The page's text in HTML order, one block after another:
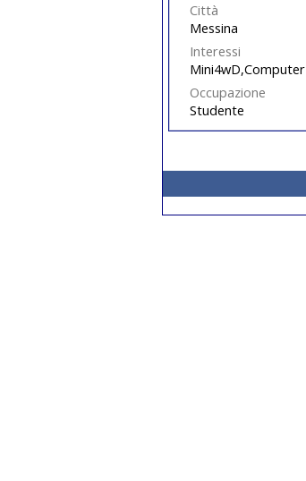
Città
Messina
Interessi
Mini4wD,Computer
Occupazione
Studente